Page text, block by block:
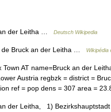
der Leitha … Deutsch Wikipedia
Bruck an der Leitha … Wikipédia
AT name=Bruck an der
Austria regbzk = district =
ref = pop dens = 307 area =
der Leitha, 1) Bezirkshauptstadt